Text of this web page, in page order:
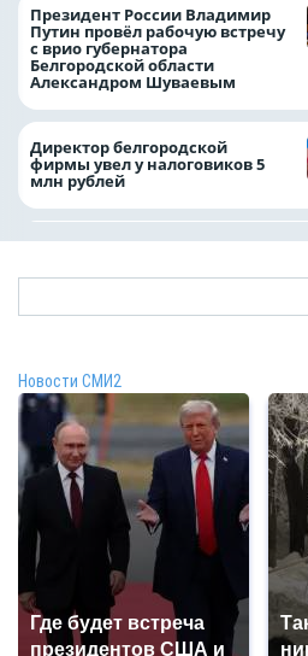
Президент России Владимир
Путин провёл рабочую встречу
с врио губернатора
Белгородской области
Александром Шуваевым
Директор белгородской
фирмы увел у налоговиков 5
млн рублей
Новости СМИ2
Где будет встреча
президентов США и